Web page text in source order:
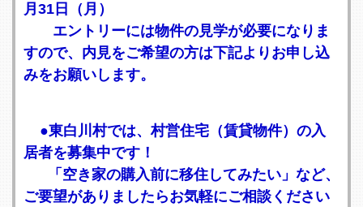
月31日（月）
エントリーには物件の見学が必要になりま
すので、内見をご希望の方は下記よりお申し込
みをお願いします。
●東白川村では、村営住宅（賃貸物件）の入
居者を募集中です！
「空き家の購入前に移住してみたい」など、
ご要望がありましたらお気軽にご相談ください